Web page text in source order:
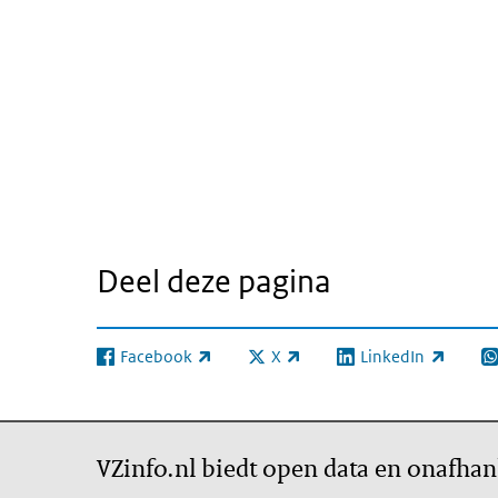
Deel deze pagina
Facebook
(externe link) X
(externe link) LinkedIn
(externe link)
VZinfo.nl biedt open data en